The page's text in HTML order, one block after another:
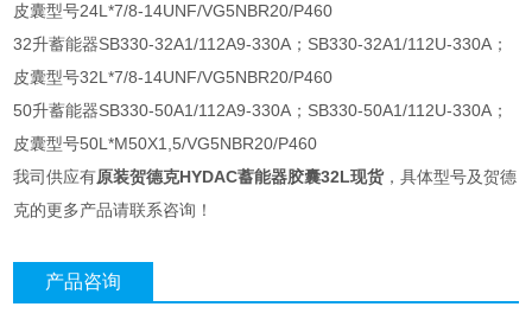
皮囊型号24L*7/8-14UNF/VG5NBR20/P460
32升蓄能器SB330-32A1/112A9-330A；SB330-32A1/112U-330A；
皮囊型号32L*7/8-14UNF/VG5NBR20/P460
50升蓄能器SB330-50A1/112A9-330A；SB330-50A1/112U-330A；
皮囊型号50L*M50X1,5/VG5NBR20/P460
我司供应有原装贺德克HYDAC蓄能器胶囊32L现货，具体型号及贺德
克的更多产品请联系咨询！
产品咨询